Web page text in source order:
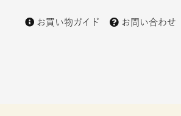
お買い物ガイド お問い合わせ